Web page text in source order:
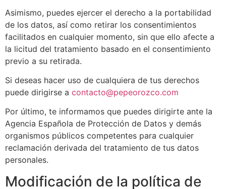
Asimismo, puedes ejercer el derecho a la portabilidad
de los datos, así como retirar los consentimientos
facilitados en cualquier momento, sin que ello afecte a
la licitud del tratamiento basado en el consentimiento
previo a su retirada.
Si deseas hacer uso de cualquiera de tus derechos
puede dirigirse a contacto@pepeorozco.com
Por último, te informamos que puedes dirigirte ante la
Agencia Española de Protección de Datos y demás
organismos públicos competentes para cualquier
reclamación derivada del tratamiento de tus datos
personales.
Modificación de la política de